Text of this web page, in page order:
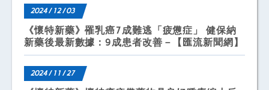
2024 / 12 / 03
《懷特新藥》罹乳癌7成難逃「疲憊症」 健保納
新藥後最新數據：9成患者改善－【匯流新聞網】
2024 / 11 / 27